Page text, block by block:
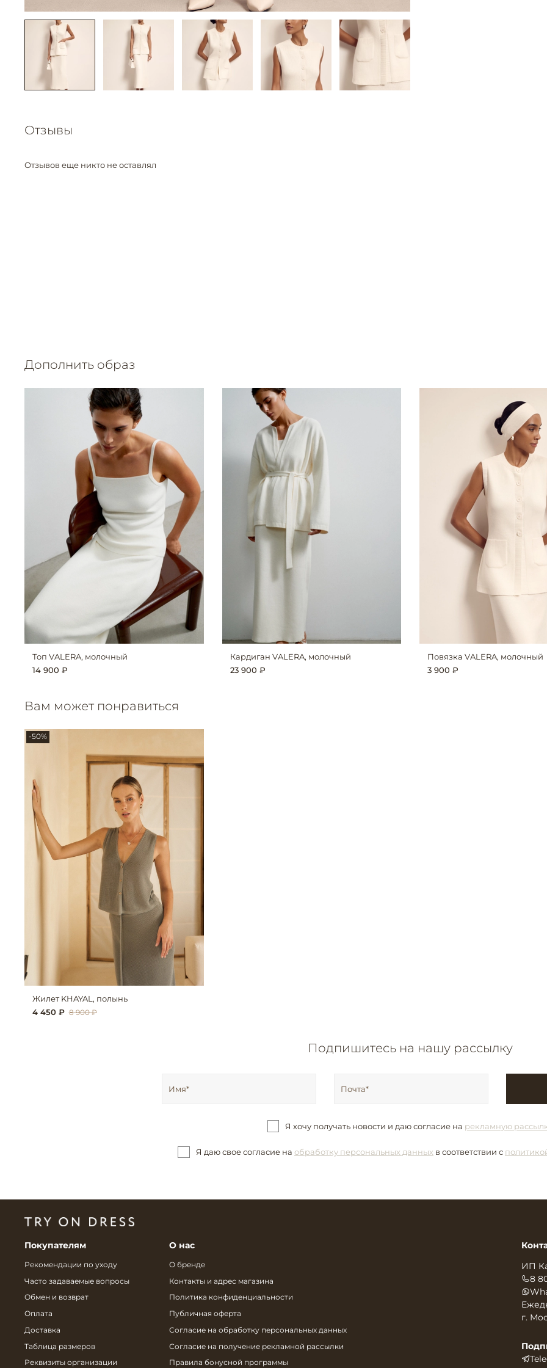
Отзывы
Отзывов еще никто не оставлял
Дополнить образ
Топ VALERA, молочный
14 900 ₽
Кардиган VALERA, молочный
23 900 ₽
Повязка VALERA, молочный
3 900 ₽
Вам может понравиться
-50%
Жилет KHAYAL, полынь
4 450 ₽ 8 900 ₽
Подпишитесь на нашу рассылку
Я хочу получать новости и даю согласие на рекламную
Я даю свое согласие на обработку персональных данных в соответствии с
Покупателям
Рекомендации по уходу
Часто задаваемые вопросы
Обмен и возврат
Оплата
Доставка
Таблица размеров
Реквизиты организации
О нас
О бренде
Контакты и адрес магазина
Политика конфиденциальности
Публичная оферта
Согласие на обработку персональных данных
Согласие на получение рекламной рассылки
Правила бонусной программы
ИП
8
г.